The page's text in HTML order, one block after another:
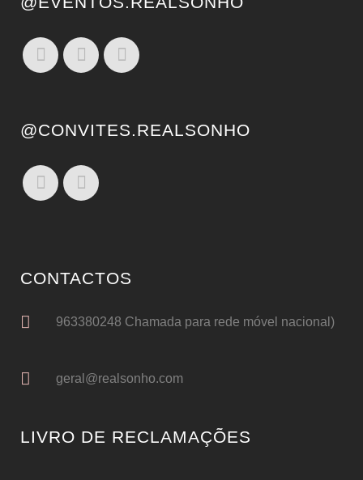
@CONVITES.REALSONHO
CONTACTOS
963380248 Chamada para rede móvel nacional)
geral@realsonho.com
LIVRO DE RECLAMAÇÕES